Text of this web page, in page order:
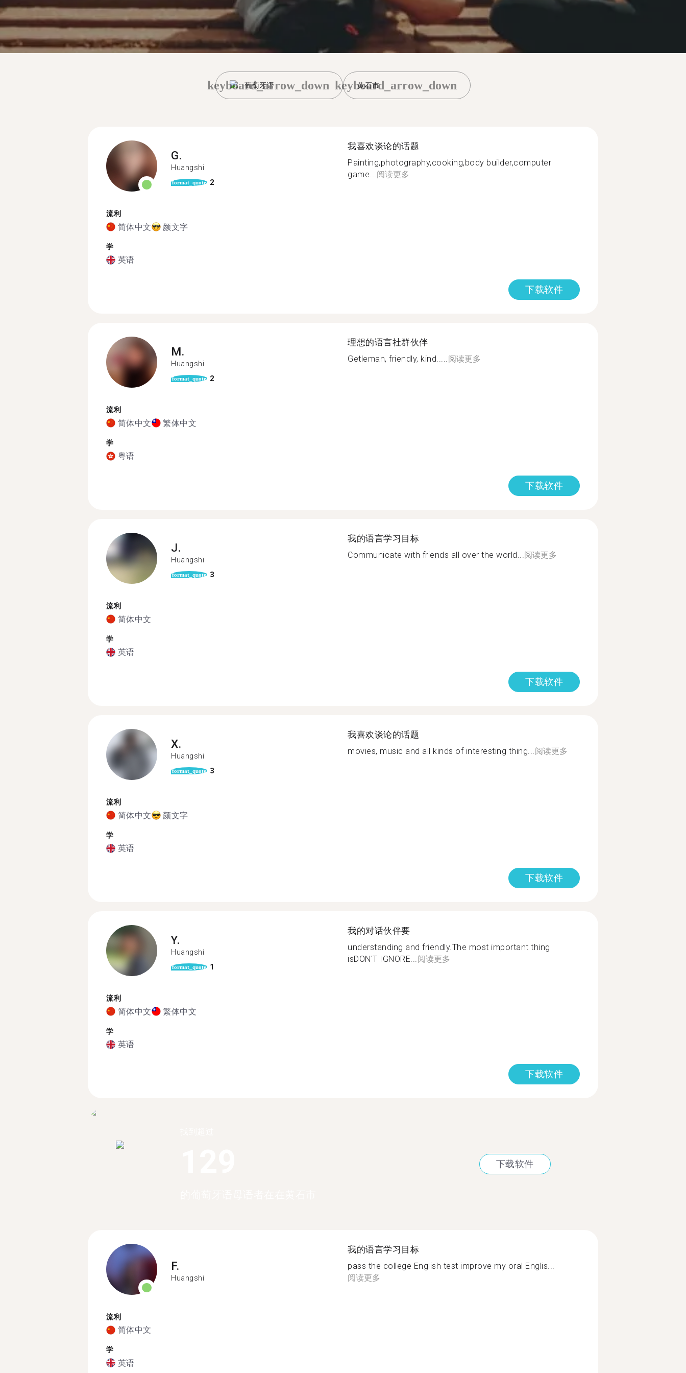
葡萄牙语
keyboard_arrow_down 黄石市
keyboard_arrow_down
G.
Huangshi
format_quote 2
流利
简体中文 颜文字
学
英语
我喜欢谈论的话题
Painting,photography,cooking,body builder,computer
game...阅读更多
下载软件
M.
Huangshi
format_quote 2
流利
简体中文 繁体中文
学
粤语
理想的语言社群伙伴
Getleman, friendly, kind.....阅读更多
下载软件
J.
Huangshi
format_quote 3
流利
简体中文
学
英语
我的语言学习目标
Communicate with friends all over the world...阅读更多
下载软件
X.
Huangshi
format_quote 3
流利
简体中文 颜文字
学
英语
我喜欢谈论的话题
movies, music and all kinds of interesting thing...阅读更多
下载软件
Y.
Huangshi
format_quote 1
流利
简体中文 繁体中文
学
英语
我的对话伙伴要
understanding and friendly.The most important thing
isDON'T IGNORE...阅读更多
下载软件
下载软件
F.
Huangshi
流利
简体中文
学
英语
我的语言学习目标
pass the college English test improve my oral Englis...
阅读更多